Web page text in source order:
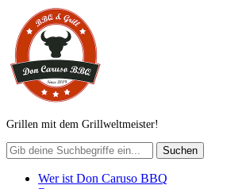
Grillen mit dem Grillweltmeister!
Wer ist Don Caruso BBQ